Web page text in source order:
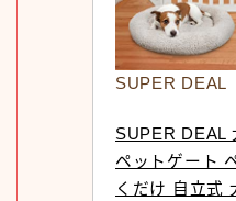
SUPER DEAL
SUPER DEAL
ペットゲート
くだけ 自立式